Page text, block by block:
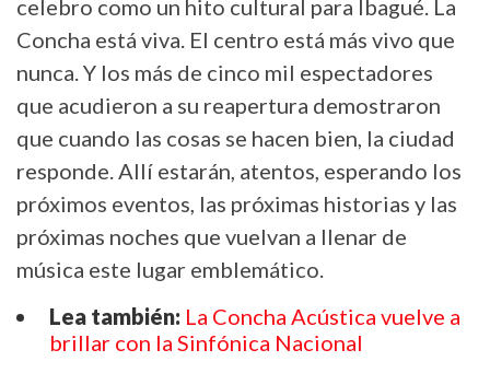
celebro como un hito cultural para Ibagué. La
Concha está viva. El centro está más vivo que
nunca. Y los más de cinco mil espectadores
que acudieron a su reapertura demostraron
que cuando las cosas se hacen bien, la ciudad
responde. Allí estarán, atentos, esperando los
próximos eventos, las próximas historias y las
próximas noches que vuelvan a llenar de
música este lugar emblemático.
Lea también: La Concha Acústica vuelve a
brillar con la Sinfónica Nacional